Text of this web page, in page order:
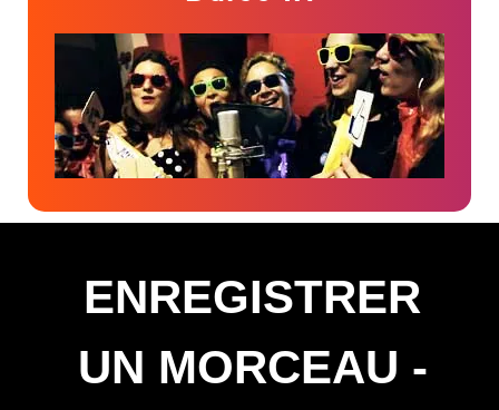
ENREGISTRER
UN MORCEAU -